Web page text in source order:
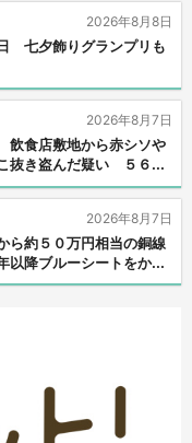
七夕飾りグランプリも
2026年8月8日
飲食店敷地から赤シソや
抜き盗んだ疑い ５６...
2026年8月7日
ら約５０万円相当の銅線
降ブルーシートをか...
2026年8月7日